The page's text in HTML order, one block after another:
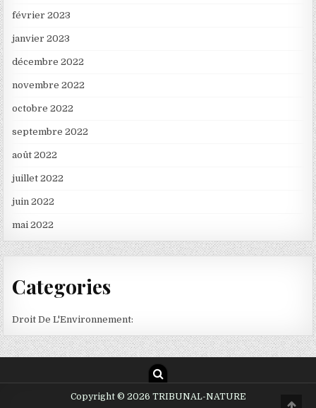
février 2023
janvier 2023
décembre 2022
novembre 2022
octobre 2022
septembre 2022
août 2022
juillet 2022
juin 2022
mai 2022
Categories
Droit De L'Environnement:
Copyright © 2026 TRIBUNAL-NATURE